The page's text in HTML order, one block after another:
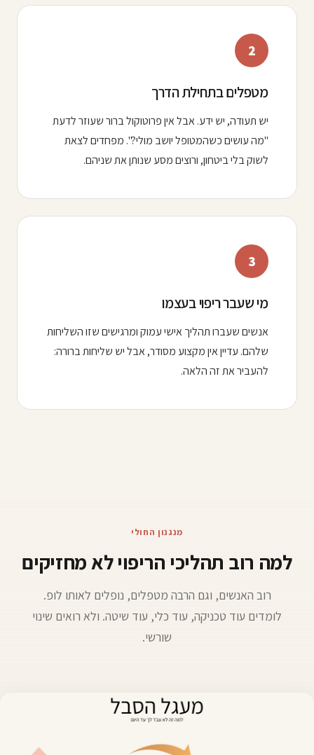
2
מטפלים בתחילת הדרך
יש תעודה, יש ידע. אבל אין פרוטוקול ברור שעוזר לדעת
"מה עושים כשהמטופל יושב מולי?". מפחדים לצאת
לשוק בלי ביטחון, ורוצים מסע שנותן את שניהם.
3
מי שעבר ריפוי בעצמו
אנשים שעברו תהליך אישי עמוק ומרגישים שזו השליחות
שלהם. עדיין אין מקצוע מסודר, אבל יש שליחות ברורה:
להעביר את זה הלאה.
מנגנון החולי
למה רוב תהליכי הריפוי לא מחזיקים
רוב האנשים, וגם הרבה מטפלים, נופלים לאותו לופ.
לומדים עוד טכניקה, עוד כלי, עוד שיטה. ולא רואים שינוי
שורשי.